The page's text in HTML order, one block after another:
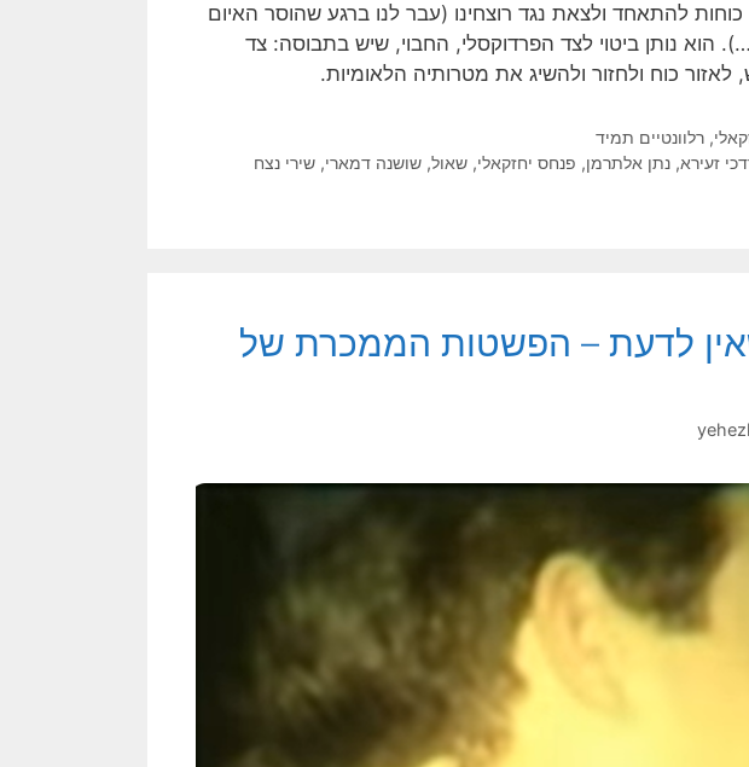
שעוררה בעמנו כוחות להתאחד ולצאת נגד רוצחינו (עבר לנו ברגע שהוסר האיום
הוא נותן ביטוי לצד הפרדוקסלי, החבוי, שיש בתבוסה: צד
כוח ולחזור ולהשיג את מטרותיה הלאומיות.
, רלוונטיים תמיד
זעירא, נתן אלתרמן, פנחס יחזקאלי, שאול, שושנה דמארי, שירי נצח
שאין לדעת – הפשטות הממכרת של